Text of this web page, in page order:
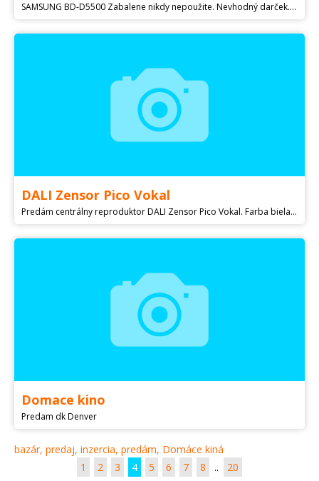
SAMSUNG BD-D5500 Zabalene nikdy nepoužite. Nevhodný darček. SMART 3D Blu-ray prehrávač prehráva: 3D Blu-ray DVD-Video, DVD / DVD ± R / DVD ± RW Audio CD, CD / CD-R / CD-RW Blu-ray Video USB Storage podporuje formáty: MP4, JPEG, HD JPEG, MPEG2 / 4, AVCHD, DIVX (vrátane XVID), DivX HD, MKV, WMV (1/2/3/7/9) dekodéry zvuku: Dolby Digital Dolby Digital Plus Dolby True HD DTS, DTS HD High Resolution Audio, DTS-HD Master Audio LPCM, AAC, MP3, WMA audio dekodéry výstupu: Dolby (7.1-kanálový), DTS (7.1-kanálový) Viac na: Plati do zmazania.. Možnosť zaslať dobierkou alebo osobne KE...
DALI Zensor Pico Vokal
Predám centrálny reproduktor DALI Zensor Pico Vokal. Farba biela, dobrý stav.
Domace kino
Predam dk Denver
bazár, predaj, inzercia, predám, Domáce kiná
1
2 3 4 5 6 7 8 .. 20